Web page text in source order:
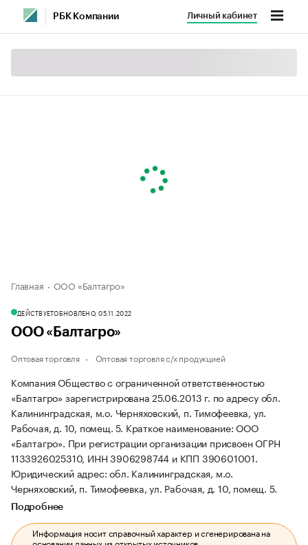
РБК Компании Личный кабинет
Главная ООО «Балтагро»
ДЕЙСТВУЕТОБНОВЛЕНО, 05.11.2022
ООО «Балтагро»
Оптовая торговля Оптовая торговля с/х продукцией
Компания Общество с ограниченной ответственностью
«Балтагро» зарегистрирована 25.06.2013 г. по адресу обл.
Калининградская, м.о. Черняховский, п. Тимофеевка, ул.
Рабочая, д. 10, помещ. 5. Краткое наименование: ООО
«Балтагро». При регистрации организации присвоен ОГРН
1133926025310, ИНН 3906298744 и КПП 390601001.
Юридический адрес: обл. Калининградская, м.о.
Черняховский, п. Тимофеевка, ул. Рабочая, д. 10, помещ. 5.
Подробнее
Информация носит справочный характер и сгенерирована на